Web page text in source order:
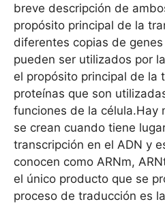
breve descripción de
propósito principal de la
diferentes copias de
pueden ser utilizados por
el propósito principal de la
proteínas que son
funciones de la célula.Hay
se crean cuando tiene
transcripción en el ADN y
conocen como ARNm,
el único producto que se
proceso de traducción es